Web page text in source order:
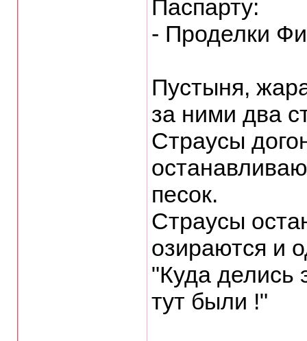
Паспарту:
- Проделки
Пустыня,
за ними два
Стpаусы
песок.
Стpаусы
озиpаются и
"Куда делись
тут были !"